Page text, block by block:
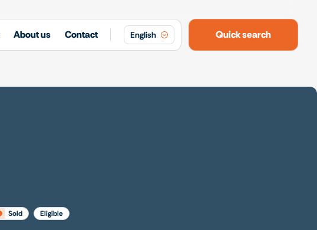
About us Contact English Quick search
sold eligible